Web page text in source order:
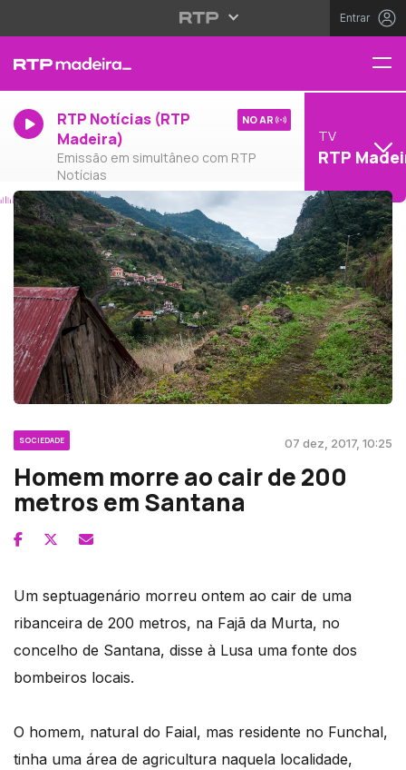
Entrar
RTP Notícias (RTP
Madeira)
Emissão em simultâneo com RTP
Notícias
NO AR
TV
RTP
SOCIEDADE 07 dez, 2017, 10:25
Homem morre ao cair de 200
metros em Santana
Um septuagenário morreu ontem ao cair de uma
ribanceira de 200 metros, na Fajã da Murta, no
concelho de Santana, disse à Lusa uma fonte dos
bombeiros locais.
O homem, natural do Faial, mas residente no Funchal,
tinha uma área de agricultura naquela localidade,